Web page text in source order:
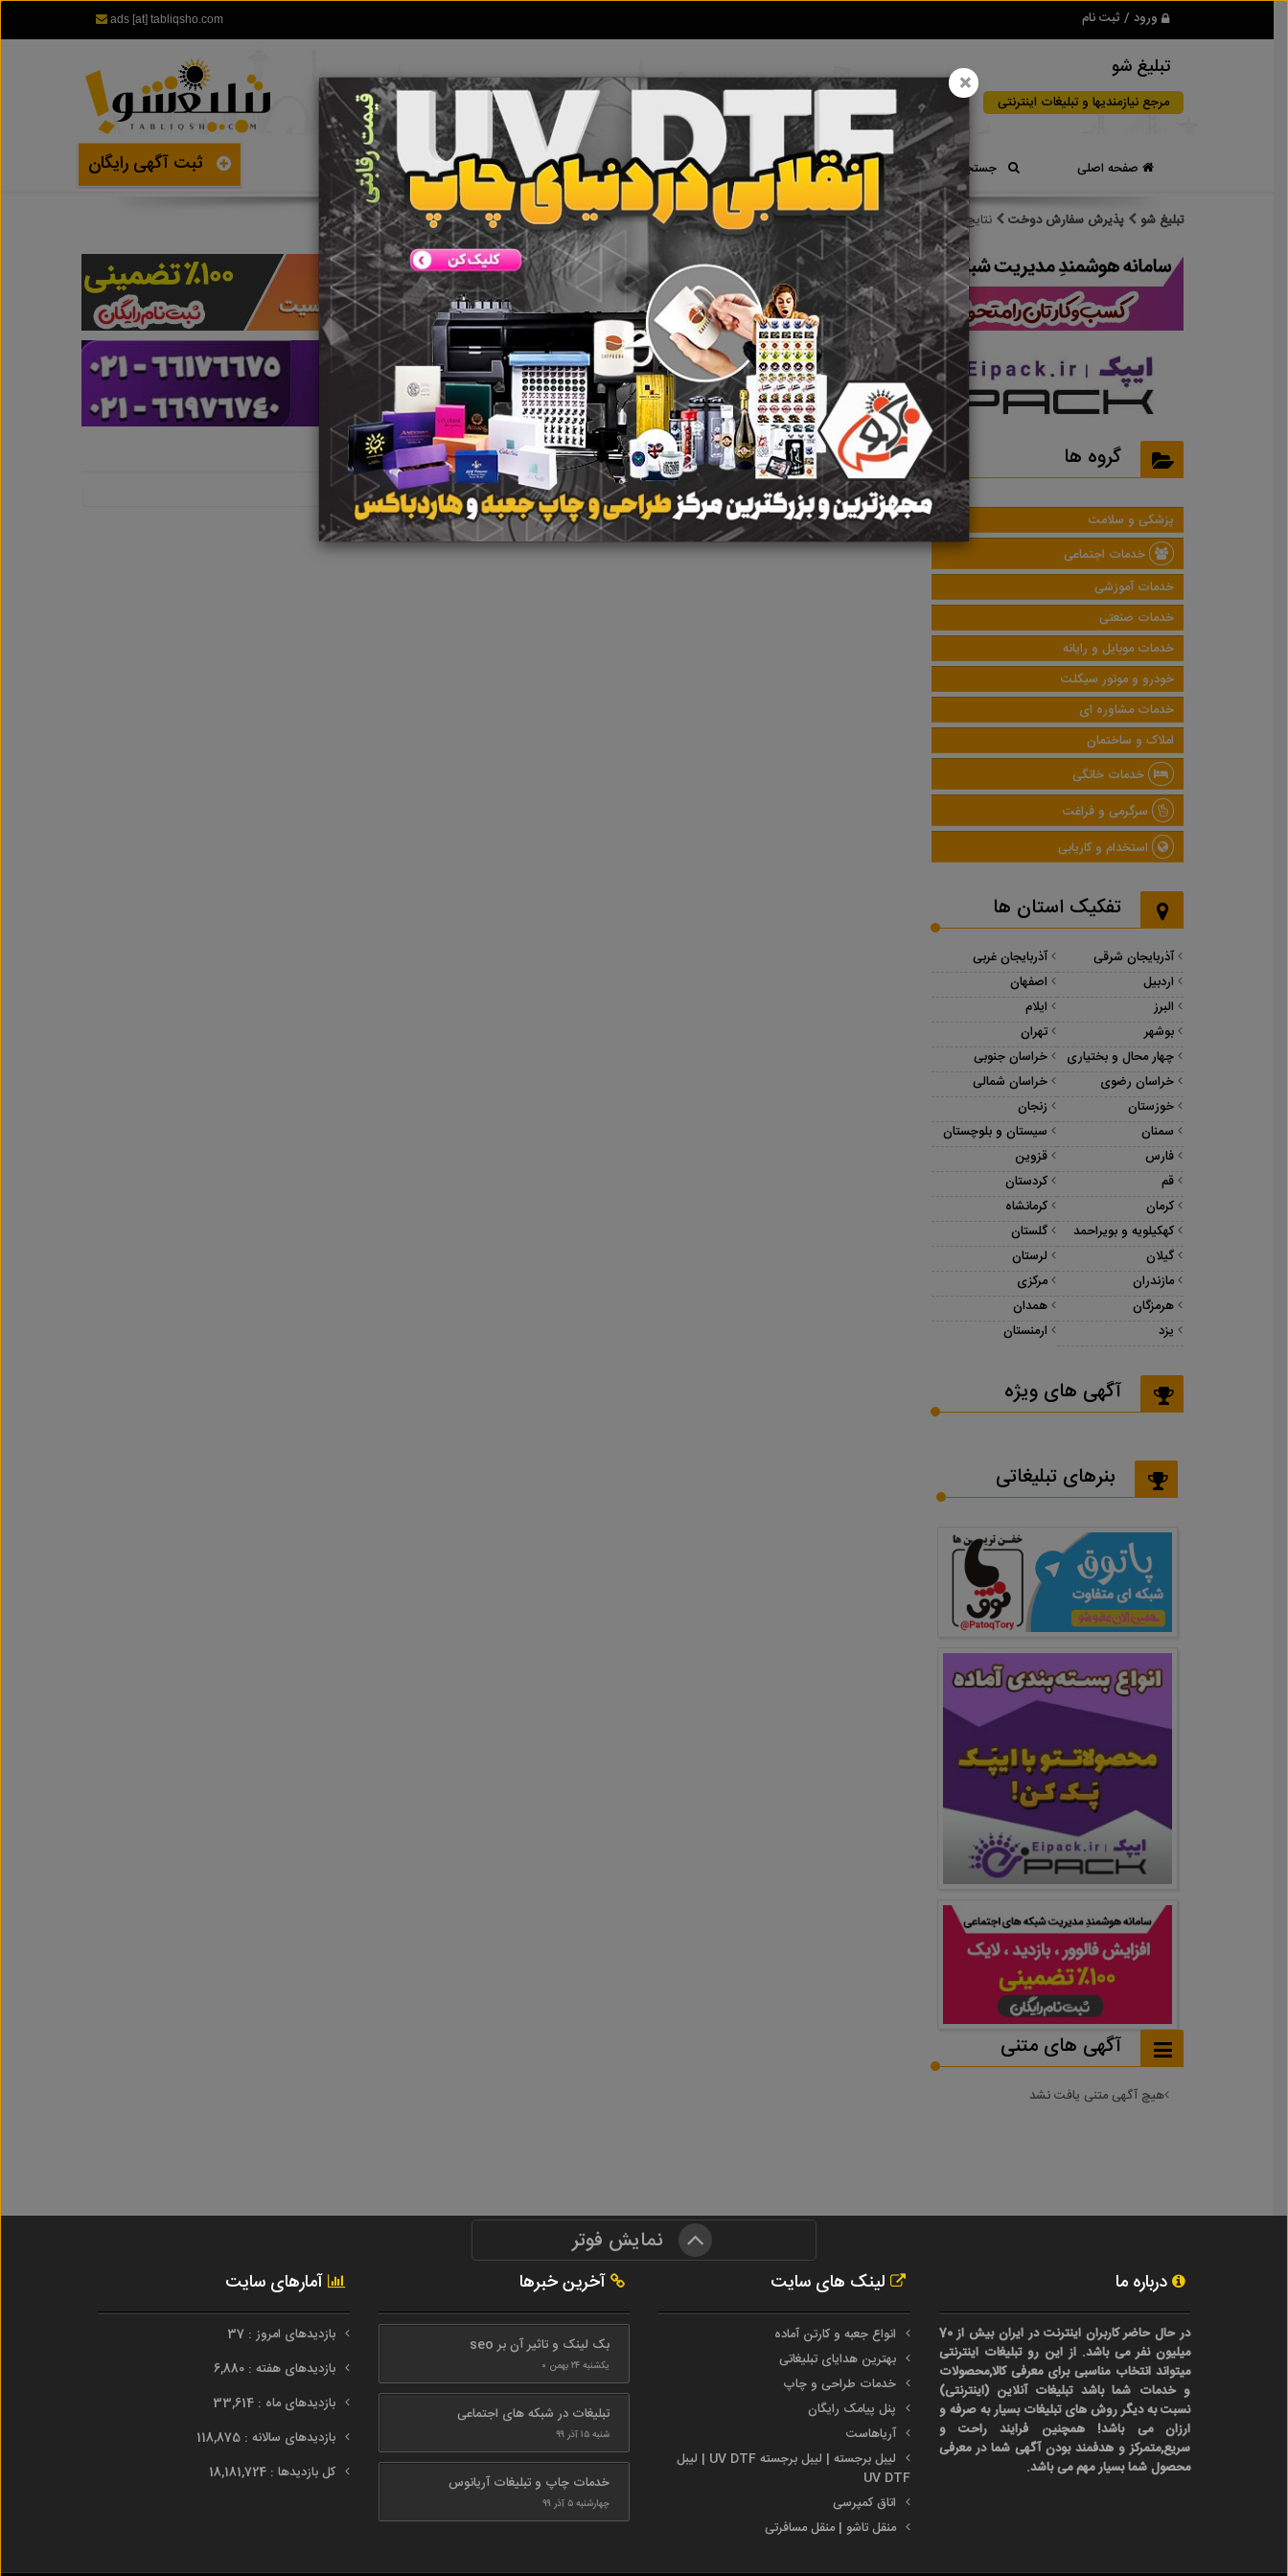
ورود / ثبت نام ads [at] tabliqsho.com
تبلیغ شو
مرجع نیازمندیها و تبلیغات اینترنتی
صفحه اصلی جستجوی سریع تعرفه آگهی ها خبرهای سایت تماس با ما ثبت آگهی رایگان
تبلیغ شو پذیرش سفارش دوخت نتایج جستجو برای برچسبپذیرش سفارش دوخت
نتایج جستجو برای برچسبپذیرش سفارش دوخت گروه ها
پزشکی و سلامت
خدمات اجتماعی
خدمات آموزشی
خدمات صنعتی
خدمات موبایل و رایانه
خودرو و موتور سیکلت
خدمات مشاوره ای
املاک و ساختمان
خدمات خانگی
سرگرمی و فراغت
استخدام و کاریابی
تفکیک استان ها
آذربایجان شرقی
آذربایجان غربی
اردبیل
اصفهان
البرز
ایلام
بوشهر
تهران
چهار محال و بختیاری
خراسان جنوبی
خراسان رضوی
خراسان شمالی
خوزستان
زنجان
سمنان
سیستان و بلوچستان
فارس
قزوین
قم
کردستان
کرمان
کرمانشاه
کهکیلویه و بویراحمد
گلستان
گیلان
لرستان
مازندران
مرکزی
هرمزگان
همدان
یزد
ارمنستان
آگهی های ویژه
بنرهای تبلیغاتی
آگهی های متنی
هیچ آگهی متنی یافت نشد
نمایش فوتر
درباره ما
در حال حاضر کاربران اینترنت در ایران بیش از 70
میلیون نفر می باشد. از این رو تبلیغات اینترنتی
میتواند انتخاب مناسبی برای معرفی کالا,محصولات
و خدمات شما باشد تبلیغات آنلاین (اینترنتی)
نسبت به دیگر روش های تبلیغات بسیار به صرفه و
ارزان می باشد! همچنین فرایند راحت و
سریع,متمرکز و هدفمند بودن آگهی شما در معرفی
محصول شما بسیار مهم می باشد.
لینک های سایت
انواع جعبه و کارتن آماده
بهترین هدایای تبلیغاتی
خدمات طراحی و چاپ
پنل پیامک رایگان
آریاهاست
لیبل برجسته | لیبل برجسته UV DTF | لیبل
UV DTF
اتاق کمپرسی
منقل تاشو | منقل مسافرتی
آخرین خبرها
بک لینک و تاثیر آن بر seo
یکشنبه ۲۴ بهمن ۰
تبلیغات در شبکه های اجتماعی
شنبه ۱۵ آذر ۹۹
خدمات چاپ و تبلیغات آریانوس
چهارشنبه ۵ آذر ۹۹
آمارهای سایت
بازدیدهای امروز : 37
بازدیدهای هفته : 6,880
بازدیدهای ماه : 33,614
بازدیدهای سالانه : 118,875
کل بازدیدها : 18,181,724
×